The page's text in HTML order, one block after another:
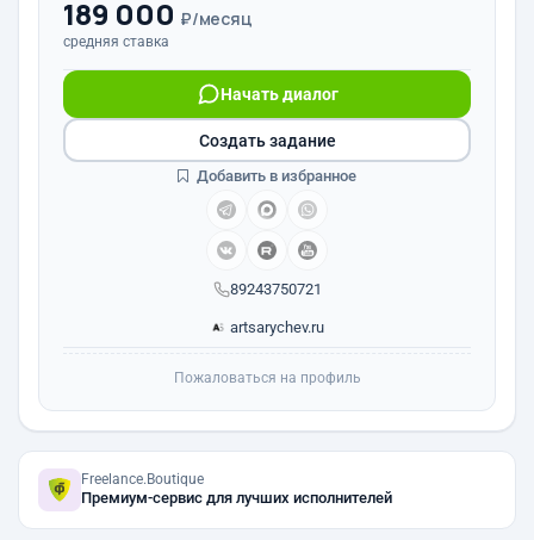
189 000 ₽/месяц
средняя ставка
89243750721
Начать диалог
artsarychev.ru
Создать задание
Добавить в избранное
Пожаловаться на профиль
Freelance.Boutique
Премиум-сервис для лучших исполнителей